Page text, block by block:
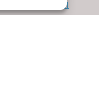
LED RAY SPOTLARI